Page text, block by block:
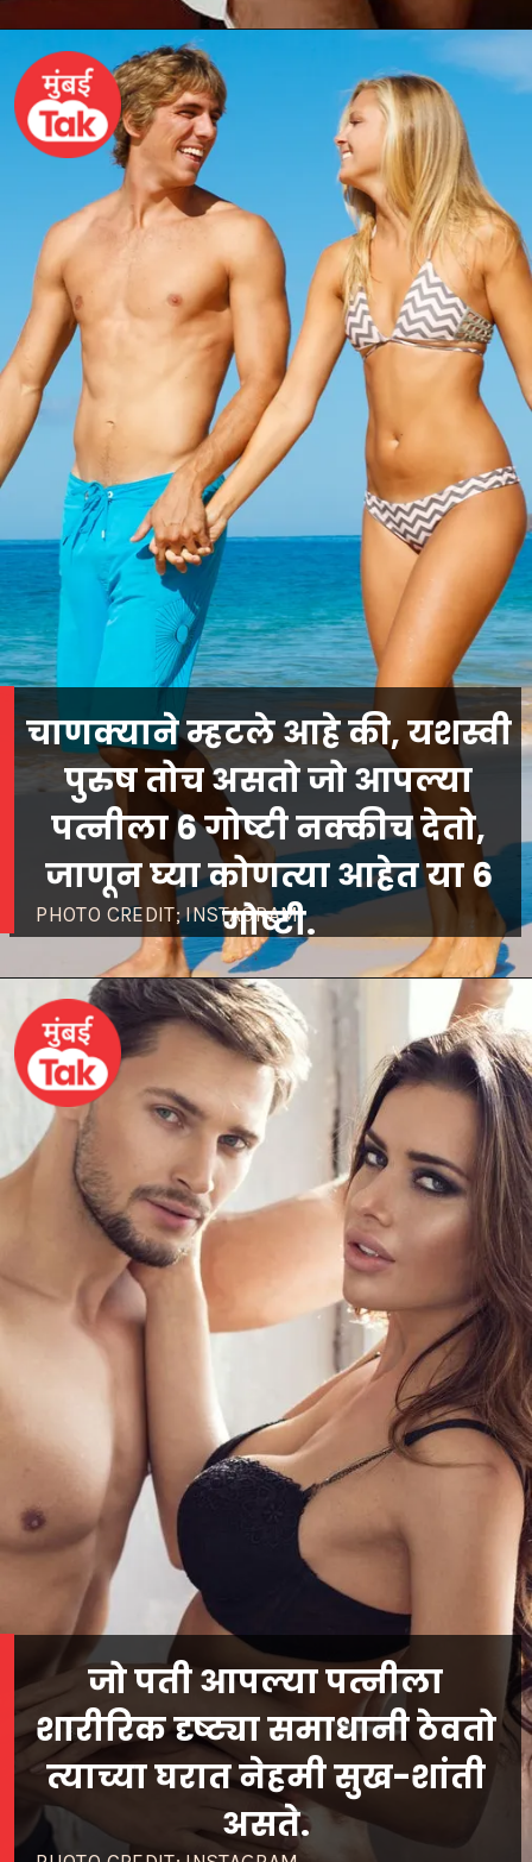
PHOTO CREDIT; INSTAGRAM
चाणक्याने म्हटले आहे की, यशस्वी
पुरुष तोच असतो जो आपल्या
पत्नीला 6 गोष्टी नक्कीच देतो,
जाणून घ्या कोणत्या आहेत या 6
गोष्टी.
जो पती आपल्या पत्नीला
शारीरिक दृष्ट्या समाधानी ठेवतो
त्याच्या घरात नेहमी सुख-शांती
असते.